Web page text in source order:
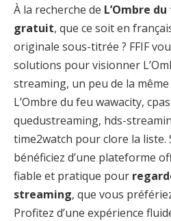
À la recherche de L’Ombre
gratuit, que ce soit en
originale sous-titrée ? FFIF
solutions pour visionner
streaming, un peu de la
L’Ombre du feu wawacity,
quedustreaming, hds-
time2watch pour clore la liste.
bénéficiez d’une plateforme
fiable et pratique pour
streaming, que vous
Profitez d’une expérience